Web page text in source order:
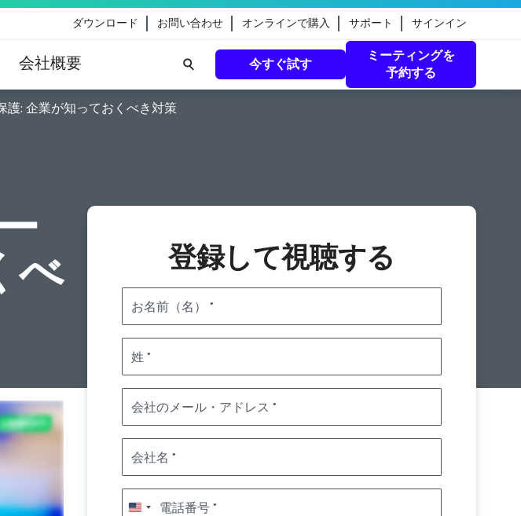
ダウンロード お問い合わせ オンラインで購入 サポート サインイン
会社概要 今すぐ試す
ミーティングを
予約する
: 企業が知っておくべき対策
べ 登録して視聴する
お名前（名）
姓
会社のメール・アドレス
会社名
電話番号